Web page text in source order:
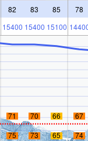
82 83 85 78
15400 15400 15100
71 70 66 67
75 73 65 74